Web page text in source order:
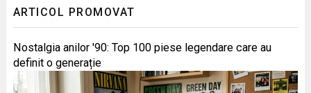
ARTICOL PROMOVAT
Nostalgia anilor '90: Top 100 piese legendare care au
definit o generație